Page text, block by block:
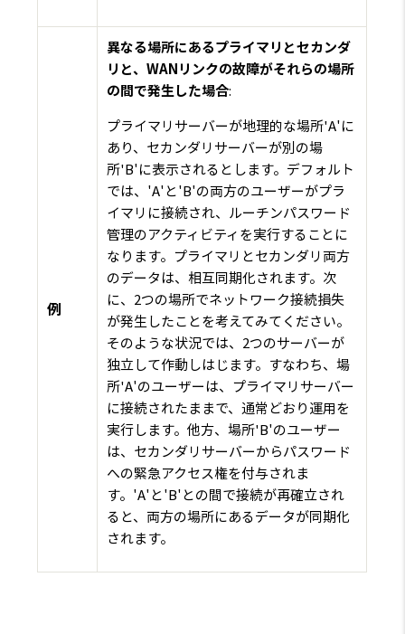
例
異なる場所にあるプライマリとセカンダ
リと、WANリンクの故障がそれらの場所
の間で発生した場合:
プライマリサーバーが地理的な場所'A'に
あり、セカンダリサーバーが別の場
所'B'に表示されるとします。デフォルト
では、'A'と'B'の両方のユーザーがプラ
イマリに接続され、ルーチンパスワード
管理のアクティビティを実行することに
なります。プライマリとセカンダリ両方
のデータは、相互同期化されます。次
に、2つの場所でネットワーク接続損失
が発生したことを考えてみてください。
そのような状況では、2つのサーバーが
独立して作動しはじます。すなわち、場
所'A'のユーザーは、プライマリサーバー
に接続されたままで、通常どおり運用を
実行します。他方、場所'B'のユーザー
は、セカンダリサーバーからパスワード
への緊急アクセス権を付与されま
す。'A'と'B'との間で接続が再確立され
ると、両方の場所にあるデータが同期化
されます。